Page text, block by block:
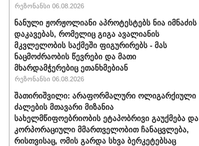
რეზონანსი 06.08.2026
ნანული ჟორჟოლიანი აპროტესტებს ნია იმნაძის
დაკავებას, რომელიც გიგა ავალიანის
მკვლელობის საქმეში ფიგურირებს - მას
ნაცმოძრაობის წევრები და მათი
მხარდამჭერებიც ეთანხმებიან
რეზონანსი 06.08.2026
შათირიშვილი: არაფორმალური ოლიგარქიული
ძალების მთავარი მიზანია
სახელმწიფოებრიობის ეტაპობრივი გაუქმება და
კორპორაციული მმართველობით ჩანაცვლება,
რისთვისაც, ომის გარდა სხვა ბერკეტებსაც